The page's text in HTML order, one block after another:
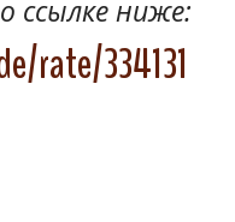
ссылке ниже:
rate/334131